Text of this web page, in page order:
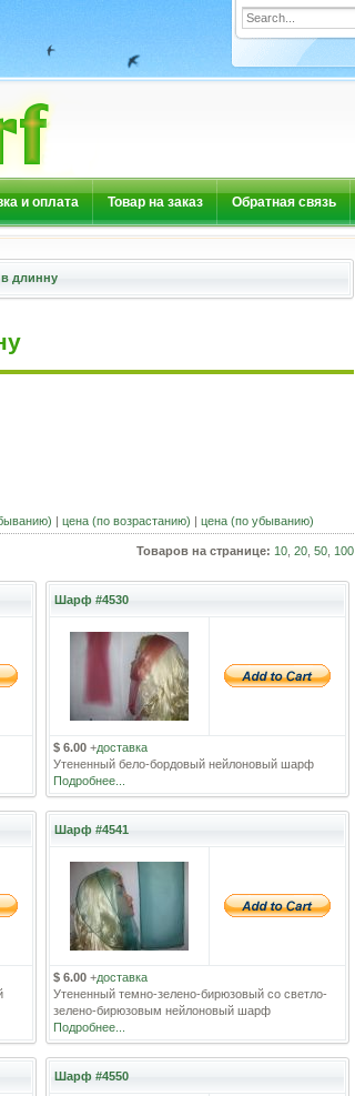
и оплата Товар на заказ Обратная связь
длинну
| цена (по возрастанию) | цена (по убыванию)
Товаров на странице: 10 20 50 100
Шарф #4530
$ 6.00 +доставка
Утененный бело-бордовый нейлоновый шарф
Подробнее...
Шарф #4541
$ 6.00 +доставка
Утененный темно-зелено-бирюзовый со светло-
зелено-бирюзовым нейлоновый шарф
Подробнее...
Шарф #4550